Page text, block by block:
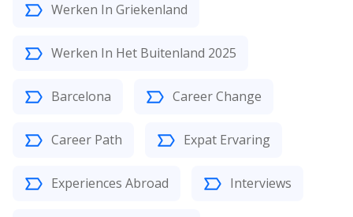
Werken In Griekenland
Werken In Het Buitenland 2025
Barcelona Career Change
Career Path Expat Ervaring
Experiences Abroad Interviews